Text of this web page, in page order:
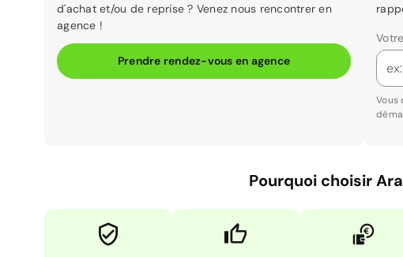
d'achat et/ou de reprise ? Venez nous rencontrer en
agence !
Prendre rendez-vous en agence
Vous
Pourquoi choisir